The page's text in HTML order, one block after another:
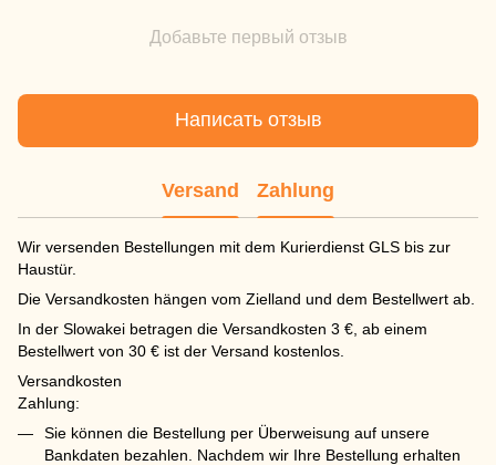
Добавьте первый отзыв
Написать отзыв
Versand Zahlung
Wir versenden Bestellungen mit dem Kurierdienst GLS bis zur
Haustür.
Die Versandkosten hängen vom Zielland und dem Bestellwert ab.
In der Slowakei betragen die Versandkosten 3 €, ab einem
Bestellwert von 30 € ist der Versand kostenlos.
Versandkosten
Zahlung:
Sie können die Bestellung per Überweisung auf unsere
Bankdaten bezahlen. Nachdem wir Ihre Bestellung erhalten